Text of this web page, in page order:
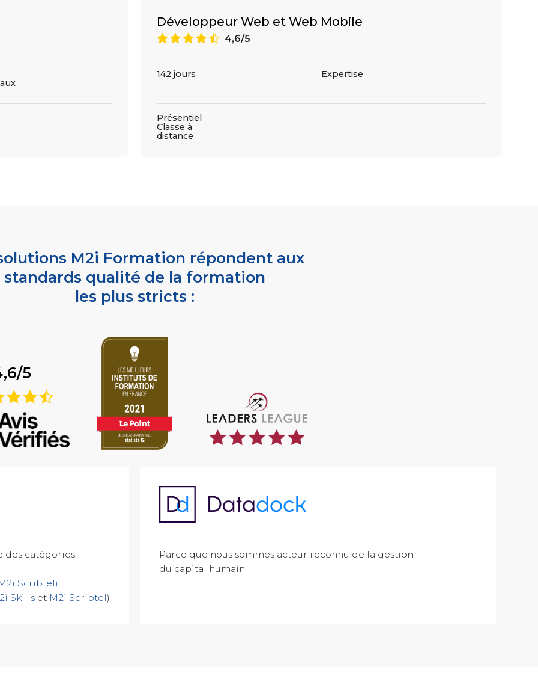
Développeur Web et Web Mobile
9 4,6/5
142 jours Expertise
Présentiel
Classe à
distance
M2i Formation répondent aux
standards qualité de la formation
les plus stricts :
5
des catégories
Scribtel)
Skillset M2i Scribtel)
Parce que nous sommes acteur reconnu de la gestion
du capital humain